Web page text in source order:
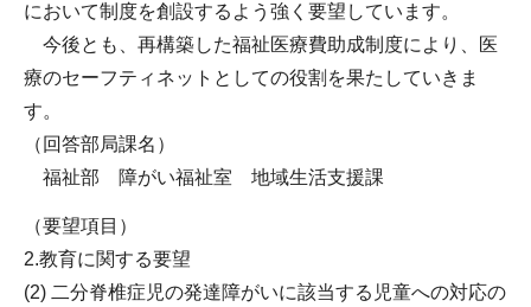
において制度を創設するよう強く要望しています。
今後とも、再構築した福祉医療費助成制度により、医
療のセーフティネットとしての役割を果たしていきま
す。
（回答部局課名）
福祉部 障がい福祉室 地域生活支援課
（要望項目）
2.教育に関する要望
(2) 二分脊椎症児の発達障がいに該当する児童への対応の